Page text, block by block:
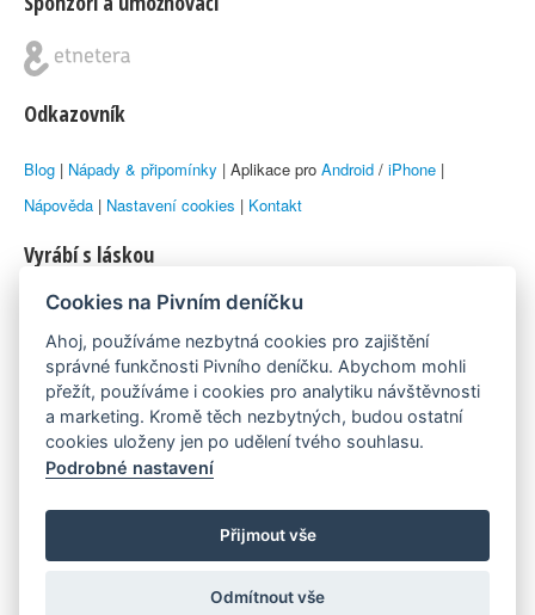
Odkazovník
Blog | Nápady & připomínky | Aplikace pro Android / iPhone |
Nápověda | Nastavení cookies | Kontakt
Vyrábí s láskou
© 2010–2026 byLukáš Zemanaka Emka
Máme rádi
Pivní.info
Poznámka pod čarou
Pivní deníček je nezávislý zdroj, který není spjat s žádným
konkrétním pivovarem ani restaurací. Názory uživatelů nemusí nutně
reprezentovat názory tvůrců Deníčku.
Cookies na Pivním deníčku
Ahoj, používáme nezbytná cookies pro zajištění
správné funkčnosti Pivního deníčku. Abychom mohli
přežít, používáme i cookies pro analytiku návštěvnosti
a marketing. Kromě těch nezbytných, budou ostatní
cookies uloženy jen po udělení tvého souhlasu.
Podrobné nastavení
Přijmout vše
Odmítnout vše